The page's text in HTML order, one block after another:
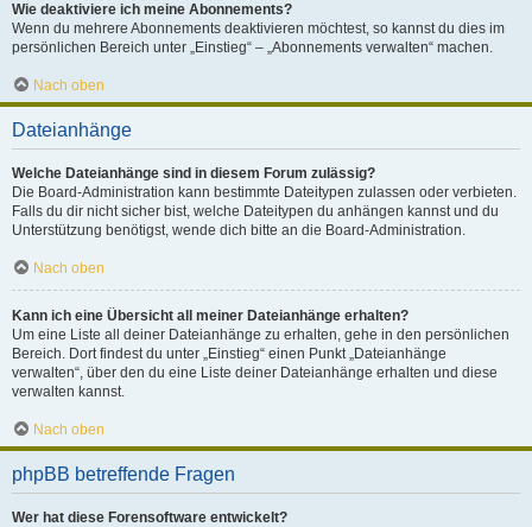
Wie deaktiviere ich meine Abonnements?
Wenn du mehrere Abonnements deaktivieren möchtest, so kannst du dies im
persönlichen Bereich unter „Einstieg“ – „Abonnements verwalten“ machen.
Nach oben
Dateianhänge
Welche Dateianhänge sind in diesem Forum zulässig?
Die Board-Administration kann bestimmte Dateitypen zulassen oder verbieten.
Falls du dir nicht sicher bist, welche Dateitypen du anhängen kannst und du
Unterstützung benötigst, wende dich bitte an die Board-Administration.
Nach oben
Kann ich eine Übersicht all meiner Dateianhänge erhalten?
Um eine Liste all deiner Dateianhänge zu erhalten, gehe in den persönlichen
Bereich. Dort findest du unter „Einstieg“ einen Punkt „Dateianhänge
verwalten“, über den du eine Liste deiner Dateianhänge erhalten und diese
verwalten kannst.
Nach oben
phpBB betreffende Fragen
Wer hat diese Forensoftware entwickelt?